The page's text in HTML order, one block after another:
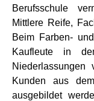
Berufsschule
Mittlere Reife,
Beim Farben-
Kaufleute in
Kunden aus
ausgebildet